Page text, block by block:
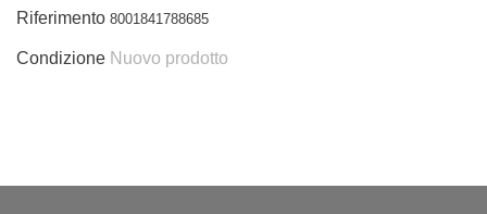
Riferimento 8001841788685
Condizione Nuovo prodotto